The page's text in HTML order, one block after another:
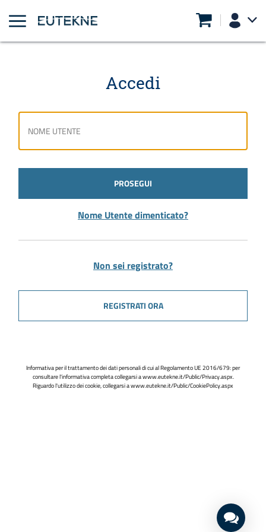
Accedi
PROSEGUI
Nome Utente dimenticato?
Non sei registrato?
REGISTRATI ORA
Informativa per il trattamento dei dati personali di cui al Regolamento UE 2016/679: per
consultare l'informativa completa collegarsi awww.eutekne.it/Public/Privacy.aspx.
Riguardo l'utilizzo dei cookie, collegarsi awww.eutekne.it/Public/CookiePolicy.aspx